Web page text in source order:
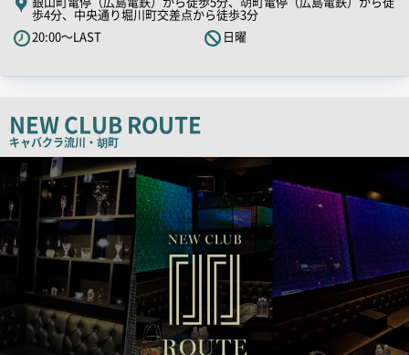
PR
キ
ッ
コ
ピ
ー
歩4分、中央通り堀川町交差点から徒歩3分
20:00～LAST
日曜
NEW CLUB ROUTE
キャバクラ流川・胡町
店
PR
画
像